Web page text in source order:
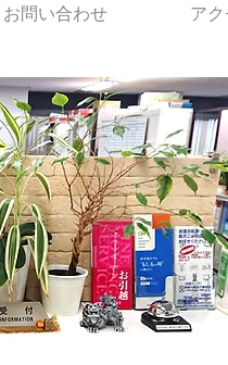
お問い合わせ アク